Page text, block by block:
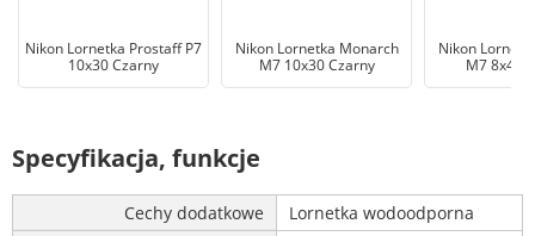
Nikon Lornetka Prostaff P7
10x30 Czarny
Nikon Lornetka Monarch
M7 10x30 Czarny
Nikon
M7 8x42
Specyfikacja, funkcje
Cechy dodatkowe
Lornetka wodoodporna